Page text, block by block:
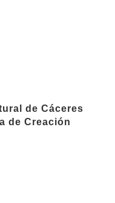
de Cáceres
de Creación